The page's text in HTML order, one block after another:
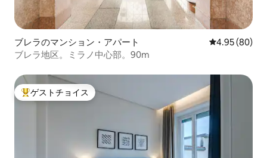
ブレラのマンション・アパート レビュー80
4.95 (80)
ブレラ地区。ミラノ中心部。90m
大好評のゲストチョイスです。
ゲストチョイス